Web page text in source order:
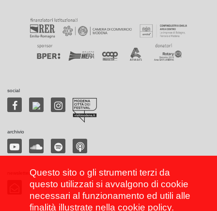
social
archivio
Questo sito o gli strumenti terzi da
questo utilizzati si avvalgono di cookie
necessari al funzionamento ed utili alle
finalità illustrate nella cookie policy.